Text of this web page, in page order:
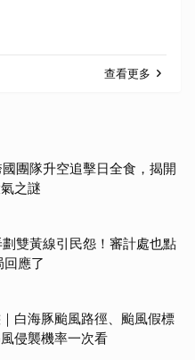
查看更多
團隊升空追擊日全食，揭開
之謎
雙黃線引民怨！審計處也點
應了
白海豚颱風路徑、颱風假標
侵襲機率一次看